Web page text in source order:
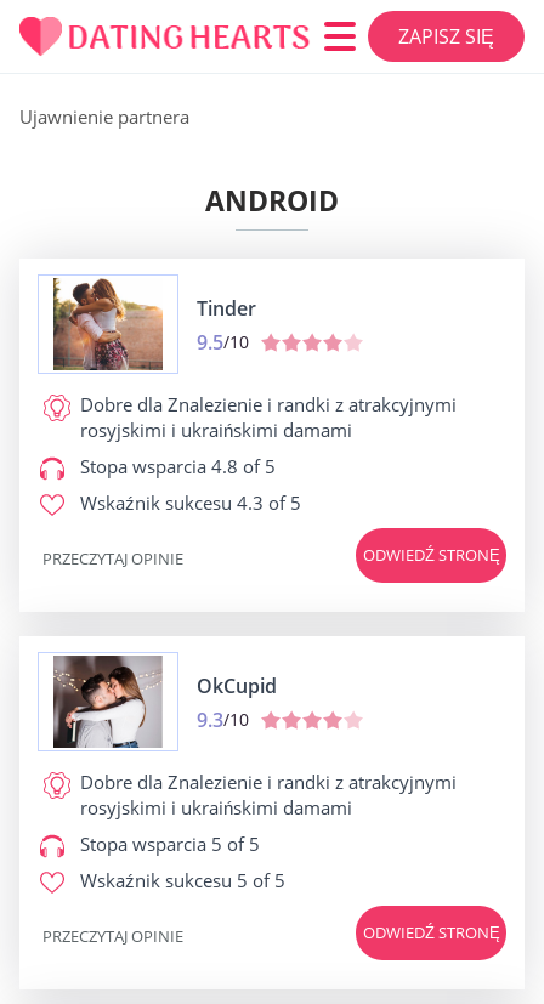
ZAPISZ SIĘ
Ujawnienie partnera
ANDROID
Tinder
9.5/10
Dobre dla Znalezienie i randki z atrakcyjnymi
rosyjskimi i ukraińskimi damami
Stopa wsparcia 4.8 of 5
Wskaźnik sukcesu 4.3 of 5
ODWIEDŹ STRONĘ
PRZECZYTAJ OPINIE
OkCupid
9.3/10
Dobre dla Znalezienie i randki z atrakcyjnymi
rosyjskimi i ukraińskimi damami
Stopa wsparcia 5 of 5
Wskaźnik sukcesu 5 of 5
ODWIEDŹ STRONĘ
PRZECZYTAJ OPINIE